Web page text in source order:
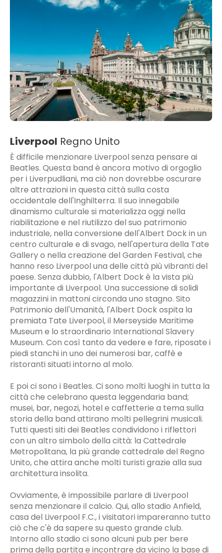
Liverpool Regno Unito
È difficile menzionare Liverpool senza pensare ai
Beatles. Questa band è ancora motivo di orgoglio
per i Liverpudliani, ma ciò non dovrebbe oscurare
altre attrazioni in questa città sulla costa
occidentale dell'Inghilterra. Il suo innegabile
dinamismo culturale si materializza oggi nella
riabilitazione e nel riutilizzo del suo patrimonio
industriale, nella conversione dell'Albert Dock in un
centro culturale e di svago, nell'apertura della Tate
Gallery o nella creazione del Garden Festival, che
hanno reso Liverpool una delle città più vibranti del
paese. Senza dubbio, l'Albert Dock è la vista più
importante di Liverpool. Una successione di solidi
magazzini in mattoni circonda uno stagno. Sito
Patrimonio dell'Umanità, l'Albert Dock ospita la
premiata Tate Liverpool, il Merseyside Maritime
Museum e lo straordinario International Slavery
Museum. Con così tanto da vedere e fare, riposate i
piedi stanchi in uno dei numerosi bar, caffè e
ristoranti situati intorno al molo.
E poi ci sono i Beatles. Ci sono molti luoghi in tutta la
città che celebrano questa leggendaria band;
musei, bar, negozi, hotel e caffetterie a tema sulla
storia della band attirano molti pellegrini musicali.
Tutti questi siti dei Beatles condividono i riflettori
con un altro simbolo della città: la Cattedrale
Metropolitana, la più grande cattedrale del Regno
Unito, che attira anche molti turisti grazie alla sua
architettura insolita.
Ovviamente, è impossibile parlare di Liverpool
senza menzionare il calcio. Qui, allo stadio Anfield,
casa del Liverpool F.C., i visitatori impareranno tutto
ciò che c'è da sapere su questo grande club.
Intorno allo stadio ci sono alcuni pub per bere
prima della partita e incontrare da vicino la base di